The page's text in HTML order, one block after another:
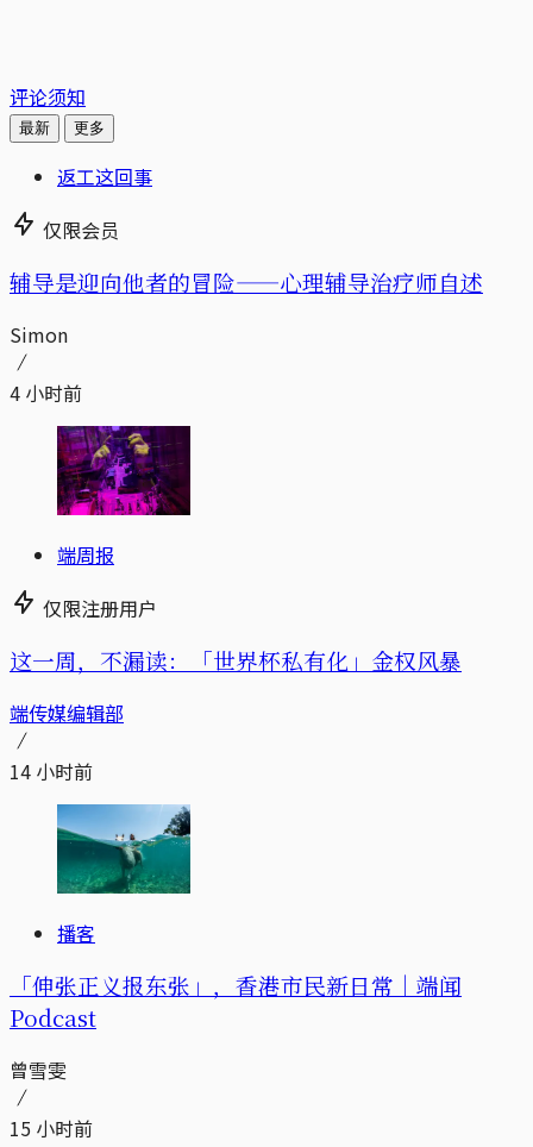
评论须知
最新 更多
返工这回事
仅限会员
辅导是迎向他者的冒险——心理辅导治疗师自述
Simon
4 小时前
端周报
仅限注册用户
这一周，不漏读：「世界杯私有化」金权风暴
端传媒编辑部
14 小时前
播客
「伸张正义报东张」，香港市民新日常｜端闻
Podcast
曾雪雯
15 小时前